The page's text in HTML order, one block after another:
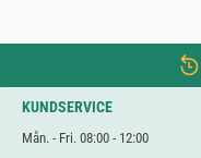
KUNDSERVICE
Mån. - Fri. 08:00 - 12:00